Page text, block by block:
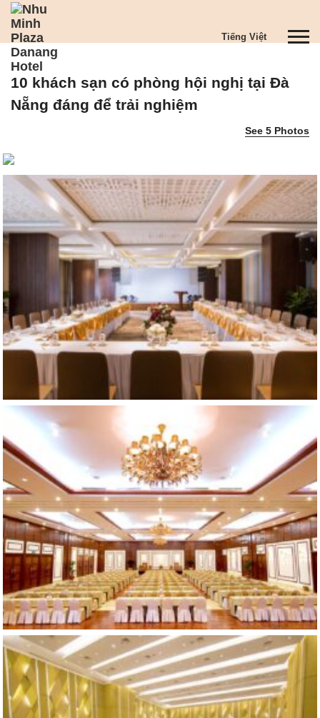
c
e
Tiếng Việt
T
n
i
g
t
i
10 khách sạn có phòng hội nghị tại Đà
Nẵng đáng để trải nghiệm
See 5 Photos